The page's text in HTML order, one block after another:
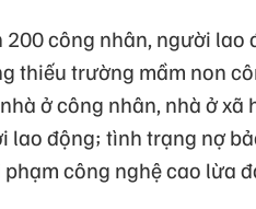
200 công nhân, người
thiếu trường mầm non
ở công nhân, nhà ở
lao động; tình trạng nợ
công nghệ cao lừa